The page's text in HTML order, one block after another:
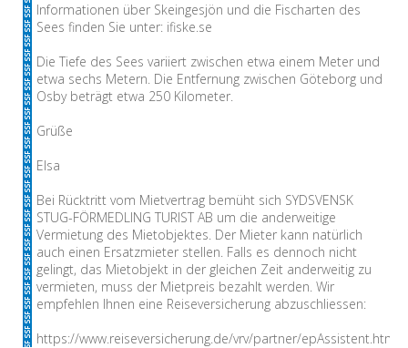
Informationen über Skeingesjön und die Fischarten des
Sees finden Sie unter: ifiske.se
Die Tiefe des Sees variiert zwischen etwa einem Meter und
etwa sechs Metern. Die Entfernung zwischen Göteborg und
Osby beträgt etwa 250 Kilometer.
Grüße
Elsa
Bei Rücktritt vom Mietvertrag bemüht sich SYDSVENSK
STUG-FÖRMEDLING TURIST AB um die anderweitige
Vermietung des Mietobjektes. Der Mieter kann natürlich
auch einen Ersatzmieter stellen. Falls es dennoch nicht
gelingt, das Mietobjekt in der gleichen Zeit anderweitig zu
vermieten, muss der Mietpreis bezahlt werden. Wir
empfehlen Ihnen eine Reiseversicherung abzuschliessen:
https://www.reiseversicherung.de/vrv/partner/